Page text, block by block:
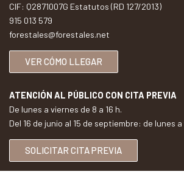
CIF: Q2871007G Estatutos (RD 127/2013)
915 013 579
forestales@forestales.net
VER CÓMO LLEGAR
ATENCIÓN AL PÚBLICO CON CITA PREVIA
De lunes a viernes de 8 a 16 h.
Del 16 de junio al 15 de septiembre: de lunes a
SOLICITAR CITA PREVIA